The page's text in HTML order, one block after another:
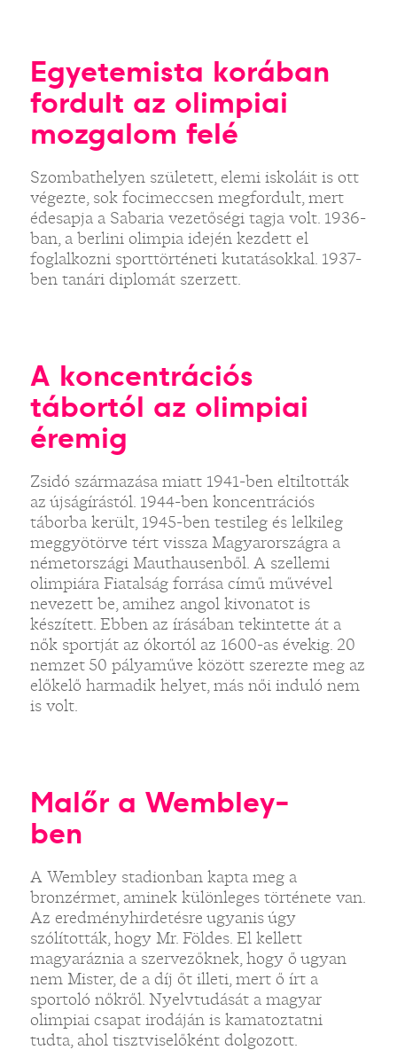
Egyetemista korában
fordult az olimpiai
mozgalom felé
Szombathelyen született, elemi iskoláit is ott
végezte, sok focimeccsen megfordult, mert
édesapja a Sabaria vezetőségi tagja volt. 1936-
ban, a berlini olimpia idején kezdett el
foglalkozni sporttörténeti kutatásokkal. 1937-
ben tanári diplomát szerzett.
A koncentrációs
tábortól az olimpiai
éremig
Zsidó származása miatt 1941-ben eltiltották
az újságírástól. 1944-ben koncentrációs
táborba került, 1945-ben testileg és lelkileg
meggyötörve tért vissza Magyarországra a
németországi Mauthausenből. A szellemi
olimpiára Fiatalság forrása című művével
nevezett be, amihez angol kivonatot is
készített. Ebben az írásában tekintette át a
nők sportját az ókortól az 1600-as évekig. 20
nemzet 50 pályaműve között szerezte meg az
előkelő harmadik helyet, más női induló nem
is volt.
Malőr a Wembley-
ben
A Wembley stadionban kapta meg a
bronzérmet, aminek különleges története van.
Az eredményhirdetésre ugyanis úgy
szólították, hogy Mr. Földes. El kellett
magyaráznia a szervezőknek, hogy ő ugyan
nem Mister, de a díj őt illeti, mert ő írt a
sportoló nőkről. Nyelvtudását a magyar
olimpiai csapat irodáján is kamatoztatni
tudta, ahol tisztviselőként dolgozott.